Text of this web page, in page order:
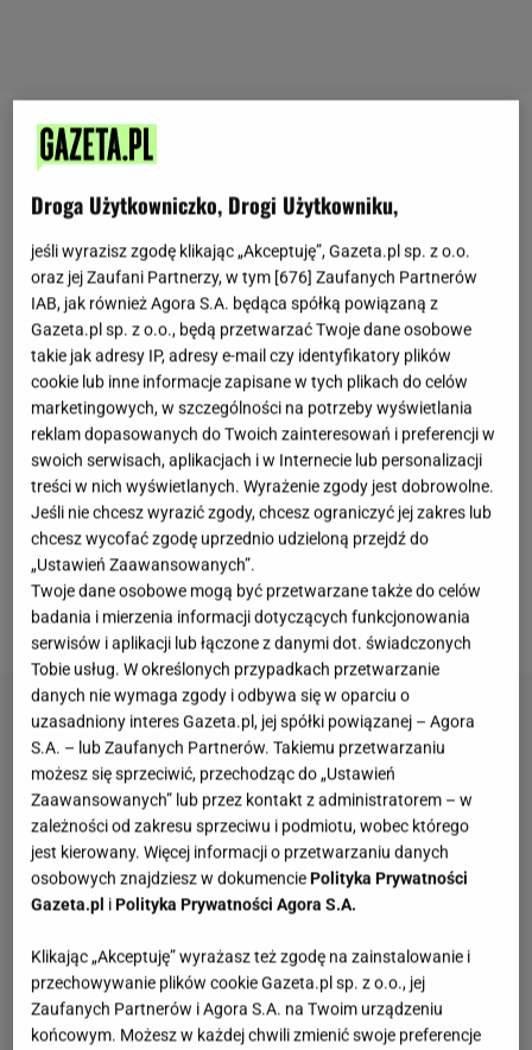
Woda: sennik. Co oznacza sen o wodzie?
Seno wodzie to jeden z częstszych snów, których
doświadcza niemalże każdy z nas. Może on być
odczytywany dosłownie: jako np. lęk przed dużymi
akwenami lub wręcz przeciwnie: jako uwielbienie dla
wody, pływania, traktowanie ich jako życiowej pasji.
Jednak jak to zwykle bywa w przypadku snów,
można się w nim doszukiwać także drugiego dna.
Sennik o wodzie mówi dość sporo pod warunkiem,
że pamiętamy więcej szczegółów - od koloru, przez
zachowanie wody, po rodzaj akwenu i kogo w nim
widzimy. Wszystko to ma ogromne znaczenie dla
prawidłowej interpretacji. Jak sennik tłumaczy różne
rodzaje snów o wodzie?
Droga Użytkowniczko, Drogi Użytkowniku,
jeśli wyrazisz zgodę klikając „Akceptuję”, Gazeta.pl sp. z o.o.
oraz jej Zaufani Partnerzy, w tym [676] Zaufanych Partnerów
IAB, jak również Agora S.A. będąca spółką powiązaną z
Gazeta.pl sp. z o.o., będą przetwarzać Twoje dane osobowe
takie jak adresy IP, adresy e-mail czy identyfikatory plików
cookie lub inne informacje zapisane w tych plikach do celów
marketingowych, w szczególności na potrzeby wyświetlania
reklam dopasowanych do Twoich zainteresowań i preferencji w
swoich serwisach, aplikacjach i w Internecie lub personalizacji
treści w nich wyświetlanych. Wyrażenie zgody jest dobrowolne.
Jeśli nie chcesz wyrazić zgody, chcesz ograniczyć jej zakres lub
chcesz wycofać zgodę uprzednio udzieloną przejdź do
„Ustawień Zaawansowanych”.
Twoje dane osobowe mogą być przetwarzane także do celów
badania i mierzenia informacji dotyczących funkcjonowania
serwisów i aplikacji lub łączone z danymi dot. świadczonych
Tobie usług. W określonych przypadkach przetwarzanie
danych nie wymaga zgody i odbywa się w oparciu o
uzasadniony interes Gazeta.pl, jej spółki powiązanej – Agora
S.A. – lub Zaufanych Partnerów. Takiemu przetwarzaniu
możesz się sprzeciwić, przechodząc do „Ustawień
Zaawansowanych” lub przez kontakt z administratorem – w
zależności od zakresu sprzeciwu i podmiotu, wobec którego
jest kierowany. Więcej informacji o przetwarzaniu danych
osobowych znajdziesz w dokumencie Polityka Prywatności
Gazeta.pl i Polityka Prywatności Agora S.A.
Klikając „Akceptuję” wyrażasz też zgodę na zainstalowanie i
przechowywanie plików cookie Gazeta.pl sp. z o.o., jej
Zaufanych Partnerów i Agora S.A. na Twoim urządzeniu
końcowym. Możesz w każdej chwili zmienić swoje preferencje